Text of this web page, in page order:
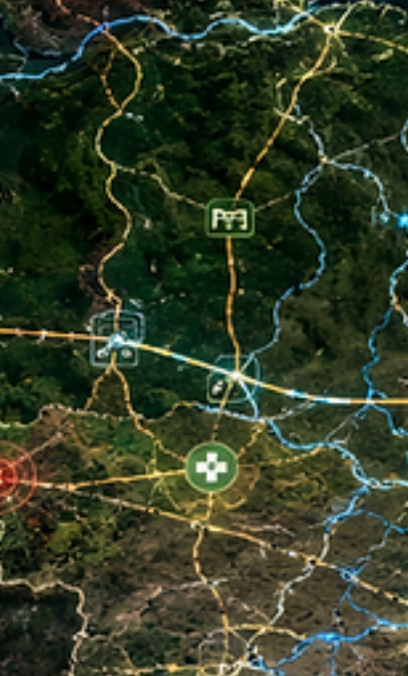
Raul Silva
18 de jun.
4 min de leitura
POLÍTICA
PF deflagra nova fase da Compliance Zero e
amplia cerco sobre o caso Banco Master
Nova fase da Compliance Zero cumpre 18 mandados e apura
suspeitas de corrupção e lavagem de dinheiro em investigação
relacionada ao Banco Master.